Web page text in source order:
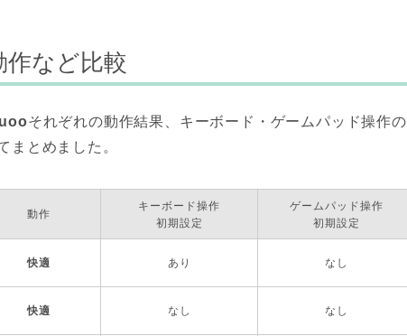
など比較
それぞれの動作結果、キーボード・ゲームパッド操作の
まとめました。
動作
キーボード操作
初期設定
ゲームパッド操作
初期設定
快適 あり なし
快適 なし なし